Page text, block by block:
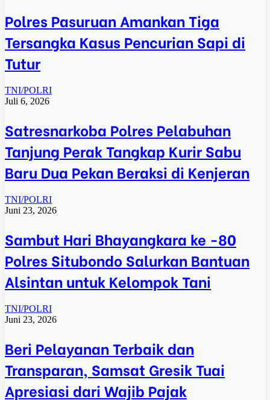
Polres Pasuruan Amankan Tiga
Tersangka Kasus Pencurian Sapi di
Tutur
TNI/POLRI
Juli 6, 2026
Satresnarkoba Polres Pelabuhan
Tanjung Perak Tangkap Kurir Sabu
Baru Dua Pekan Beraksi di Kenjeran
TNI/POLRI
Juni 23, 2026
Sambut Hari Bhayangkara ke -80
Polres Situbondo Salurkan Bantuan
Alsintan untuk Kelompok Tani
TNI/POLRI
Juni 23, 2026
Beri Pelayanan Terbaik dan
Transparan, Samsat Gresik Tuai
Apresiasi dari Wajib Pajak